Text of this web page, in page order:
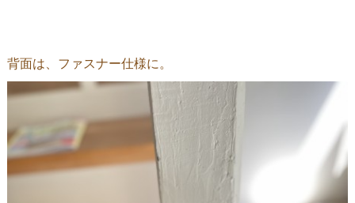
背面は、ファスナー仕様に。